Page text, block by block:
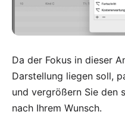
Da der Fokus in dieser
Darstellung liegen soll,
und vergrößern Sie den
nach Ihrem Wunsch.